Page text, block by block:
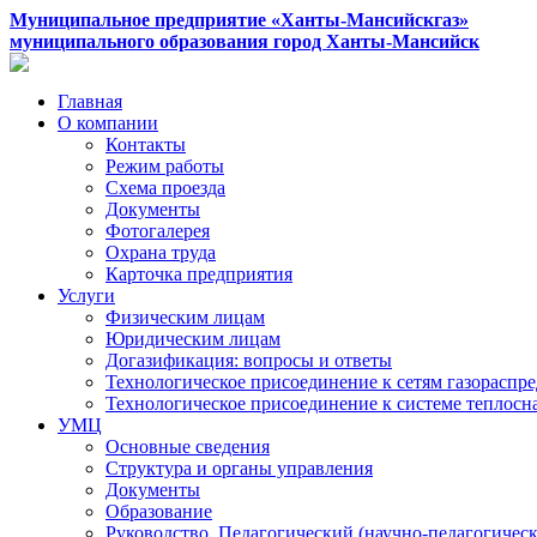
Муниципальное предприятие «Ханты-Мансийскгаз»
муниципального образования город Ханты-Мансийск
Главная
О компании
Контакты
Режим работы
Схема проезда
Документы
Фотогалерея
Охрана труда
Карточка предприятия
Услуги
Физическим лицам
Юридическим лицам
Догазификация: вопросы и ответы
Технологическое присоединение к сетям
Технологическое присоединение к системе
УМЦ
Основные сведения
Структура и органы управления
Документы
Образование
Руководство. Педагогический (научно-